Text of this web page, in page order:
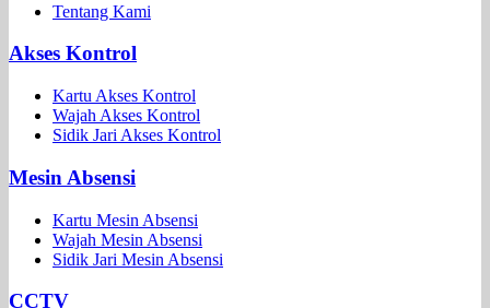
Tentang Kami
Akses Kontrol
Kartu Akses Kontrol
Wajah Akses Kontrol
Sidik Jari Akses Kontrol
Mesin Absensi
Kartu Mesin Absensi
Wajah Mesin Absensi
Sidik Jari Mesin Absensi
CCTV